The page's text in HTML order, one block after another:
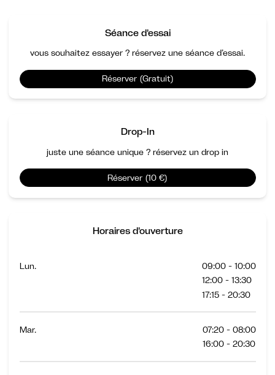
Séance d'essai
vous souhaitez essayer ? réservez une séance d’essai.
Réserver (Gratuit)
Drop-In
juste une séance unique ? réservez un drop in
Réserver (10 €)
Horaires d'ouverture
Lun.
09:00 - 10:00
12:00 - 13:30
17:15 - 20:30
Mar.
07:20 - 08:00
16:00 - 20:30